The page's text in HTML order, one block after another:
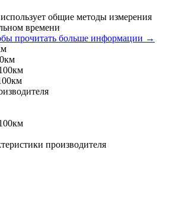
общие методы измерения
времени
прочитать больше информации →
производителя